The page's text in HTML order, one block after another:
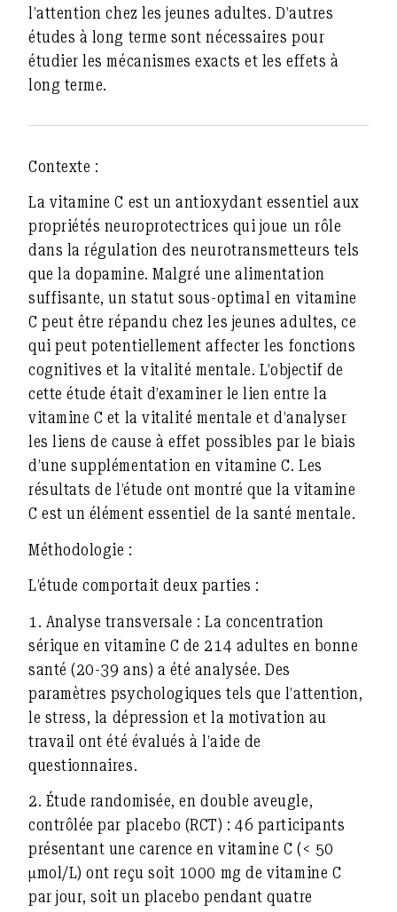
l’attention chez les jeunes adultes. D’autres
études à long terme sont nécessaires pour
étudier les mécanismes exacts et les effets à
long terme.
Contexte :
La vitamine C est un antioxydant essentiel aux
propriétés neuroprotectrices qui joue un rôle
dans la régulation des neurotransmetteurs tels
que la dopamine. Malgré une alimentation
suffisante, un statut sous-optimal en vitamine
C peut être répandu chez les jeunes adultes, ce
qui peut potentiellement affecter les fonctions
cognitives et la vitalité mentale. L’objectif de
cette étude était d’examiner le lien entre la
vitamine C et la vitalité mentale et d’analyser
les liens de cause à effet possibles par le biais
d’une supplémentation en vitamine C. Les
résultats de l’étude ont montré que la vitamine
C est un élément essentiel de la santé mentale.
Méthodologie :
L’étude comportait deux parties :
1. Analyse transversale : La concentration
sérique en vitamine C de 214 adultes en bonne
santé (20-39 ans) a été analysée. Des
paramètres psychologiques tels que l’attention,
le stress, la dépression et la motivation au
travail ont été évalués à l’aide de
questionnaires.
2. Étude randomisée, en double aveugle,
contrôlée par placebo (RCT) : 46 participants
présentant une carence en vitamine C (< 50
μmol/L) ont reçu soit 1000 mg de vitamine C
par jour, soit un placebo pendant quatre